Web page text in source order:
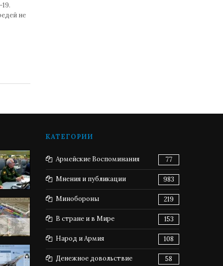
не
КАТЕГОРИИ
Армейские Воспоминания 77
Мнения и публикации 983
Минобороны 219
В стране и в Мире 153
Народ и Армия 108
Денежное довольствие 58